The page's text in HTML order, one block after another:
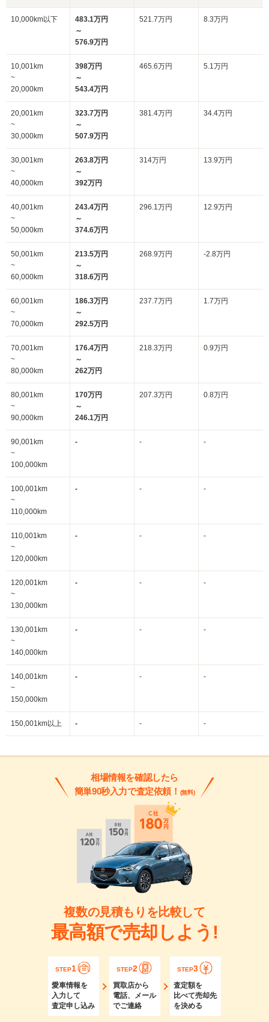
10,000km以下
483.1万円
～
576.9万円
521.7万円 8.3万円
10,001km
~
20,000km
398万円
～
543.4万円
465.6万円 5.1万円
20,001km
~
30,000km
323.7万円
～
507.9万円
381.4万円 34.4万円
30,001km
~
40,000km
263.8万円
～
392万円
314万円 13.9万円
40,001km
~
50,000km
243.4万円
～
374.6万円
296.1万円 12.9万円
50,001km
~
60,000km
213.5万円
～
318.6万円
268.9万円 -2.8万円
60,001km
~
70,000km
186.3万円
～
292.5万円
237.7万円 1.7万円
70,001km
~
80,000km
176.4万円
～
262万円
218.3万円 0.9万円
80,001km
~
90,000km
170万円
～
246.1万円
207.3万円 0.8万円
90,001km
~
100,000km
- - -
100,001km
~
110,000km
- - -
110,001km
~
120,000km
- - -
120,001km
~
130,000km
- - -
130,001km
~
140,000km
- - -
140,001km
~
150,000km
- - -
150,001km以上 - - -
相場情報を確認したら
簡単90秒入力で査定依頼！ (無料)
複数の見積もりを比較して
最高額で売却しよう!
STEP1
愛車情報を
入力して
査定申し込み
STEP2
買取店から
電話、メール
でご連絡
STEP3
査定額を
比べて売却先
を決める